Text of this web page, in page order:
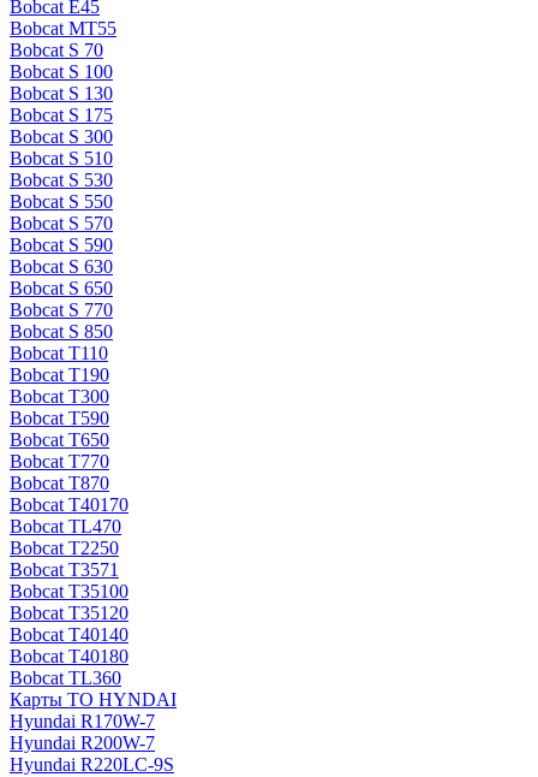
Bobcat E45
Bobcat MT55
Bobcat S 70
Bobcat S 100
Bobcat S 130
Bobcat S 175
Bobcat S 300
Bobcat S 510
Bobcat S 530
Bobcat S 550
Bobcat S 570
Bobcat S 590
Bobcat S 630
Bobcat S 650
Bobcat S 770
Bobcat S 850
Bobcat T110
Bobcat T190
Bobcat T300
Bobcat T590
Bobcat T650
Bobcat T770
Bobcat T870
Bobcat T40170
Bobcat TL470
Bobcat Т2250
Bobcat Т3571
Bobcat Т35100
Bobcat Т35120
Bobcat Т40140
Bobcat Т40180
Bobcat ТL360
Карты ТО HYNDAI
Hyundai R170W-7
Hyundai R200W-7
Hyundai R220LC-9S